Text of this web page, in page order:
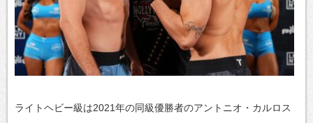
ライトヘビー級は2021年の同級優勝者のアントニオ・カルロス